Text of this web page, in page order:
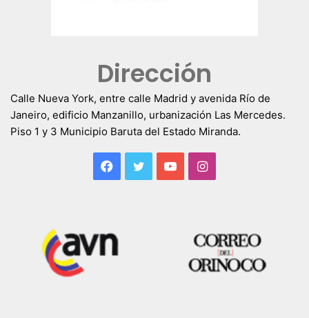
Dirección
Calle Nueva York, entre calle Madrid y avenida Río de
Janeiro, edificio Manzanillo, urbanización Las Mercedes.
Piso 1 y 3 Municipio Baruta del Estado Miranda.
Facebook
TwitterYouTubeInstagram